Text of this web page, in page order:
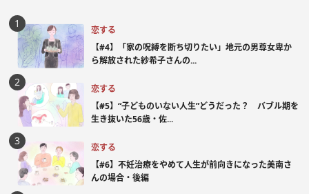
恋する
【#4】「家の呪縛を断ち切りたい」地元の男尊女卑か
ら解放された紗希子さんの...
恋する
【#5】“子どものいない人生”どうだった？ バブル期を
生き抜いた56歳・佐...
恋する
【#6】不妊治療をやめて人生が前向きになった美南さ
んの場合・後編